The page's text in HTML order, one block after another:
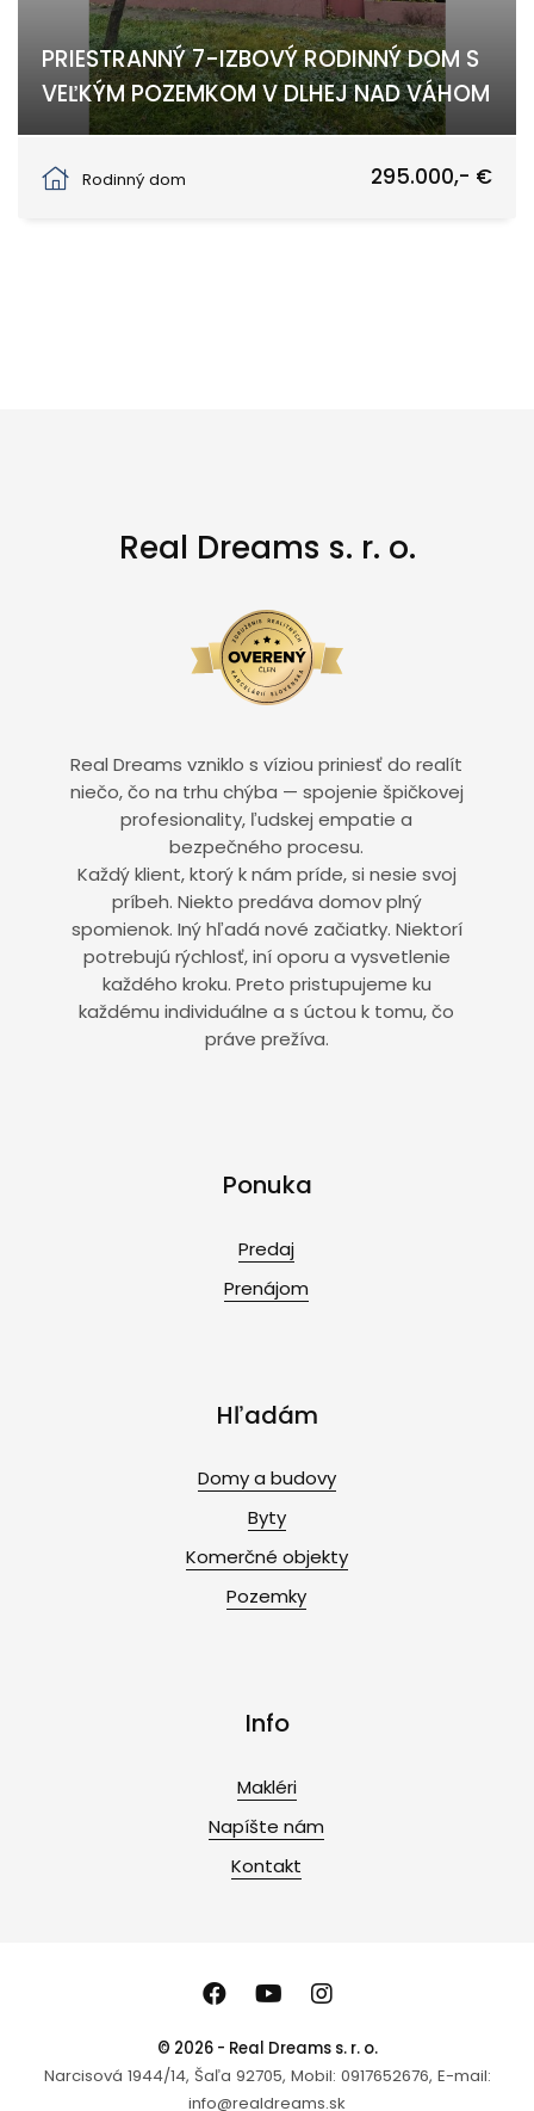
PRIESTRANNÝ 7-IZBOVÝ RODINNÝ DOM S
VEĽKÝM POZEMKOM V DLHEJ NAD VÁHOM
Rodinný dom
295.000,- €
Real Dreams s. r. o.
Real Dreams vzniklo s víziou priniesť do realít
niečo, čo na trhu chýba — spojenie špičkovej
profesionality, ľudskej empatie a
bezpečného procesu.
Každý klient, ktorý k nám príde, si nesie svoj
príbeh. Niekto predáva domov plný
spomienok. Iný hľadá nové začiatky. Niektorí
potrebujú rýchlosť, iní oporu a vysvetlenie
každého kroku. Preto pristupujeme ku
každému individuálne a s úctou k tomu, čo
práve prežíva.
Ponuka
Predaj
Prenájom
Hľadám
Domy a budovy
Byty
Komerčné objekty
Pozemky
Info
Makléri
Napíšte nám
Kontakt
© 2026 - Real Dreams s. r. o.
Narcisová 1944/14, Šaľa 92705, Mobil: 0917652676, E-mail:
info@realdreams.sk